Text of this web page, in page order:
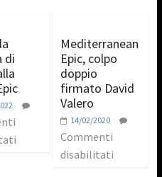
di
Mediterranean
Epic, colpo
doppio
firmato David
Valero
14/02/2020
Commenti
disabilitati